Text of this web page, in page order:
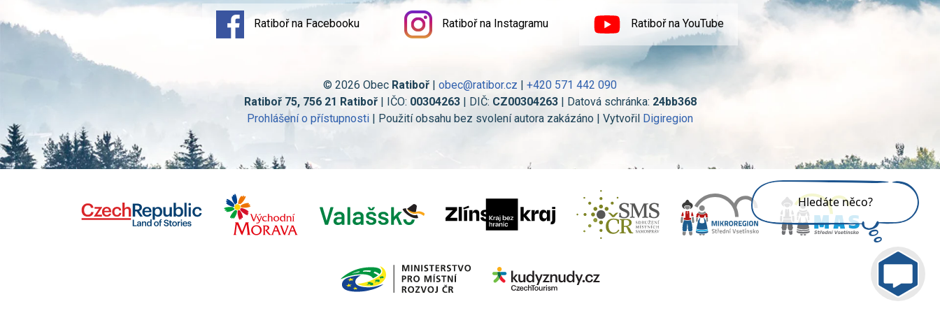
Ratiboř na Facebooku Ratiboř na Instagramu Ratiboř na YouTube
© 2026 Obec Ratiboř | obec@ratibor.cz | +420 571 442 090
Ratiboř 75, 756 21 Ratiboř| IČO: 00304263| DIČ: CZ00304263| Datová schránka: 24bb368
Prohlášení o přístupnosti | Použití obsahu bez svolení autora zakázáno | Vytvořil Digiregion
Jsem umělá inteligence a
tenhle web znám
nazpaměť.